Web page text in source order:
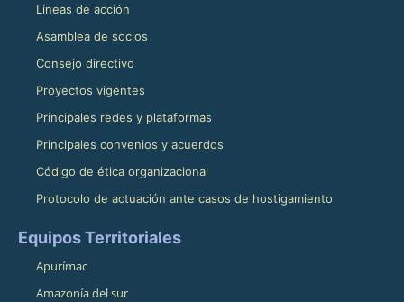
Líneas de acción
Asamblea de socios
Consejo directivo
Proyectos vigentes
Principales redes y plataformas
Principales convenios y acuerdos
Código de ética organizacional
Protocolo de actuación ante casos de hostigamiento
Equipos Territoriales
Apurímac
Amazonía del sur